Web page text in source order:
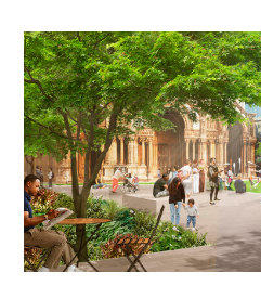
南美洲
中东
北美